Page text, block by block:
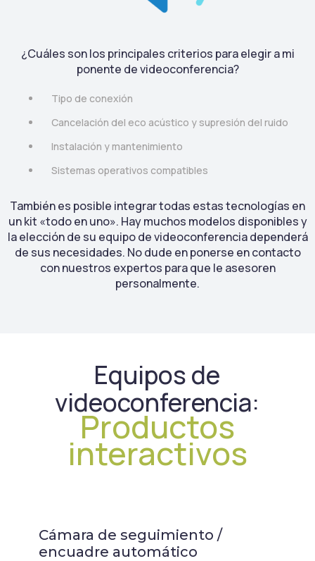
¿Cuáles son los principales criterios para elegir a mi
ponente de videoconferencia?
Tipo de conexión
Cancelación del eco acústico y supresión del ruido
Instalación y mantenimiento
Sistemas operativos compatibles
También es posible integrar todas estas tecnologías en
un kit «todo en uno». Hay muchos modelos disponibles y
la elección de su equipo de videoconferencia dependerá
de sus necesidades. No dude en ponerse en contacto
con nuestros expertos para que le asesoren
personalmente.
Equipos de
videoconferencia:
Productos
interactivos
Cámara de seguimiento /
encuadre automático